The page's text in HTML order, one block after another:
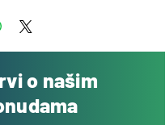
o našim